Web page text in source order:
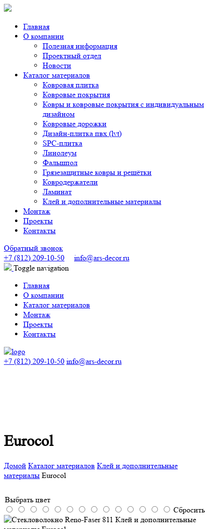
Главная
О компании
Полезная информация
Проектный отдел
Новости
Каталог материалов
Ковровая плитка
Ковровые покрытия
Ковры и ковровые покрытия с индивидуальным
дизайном
Ковровые дорожки
Дизайн-плитка пвх (lvt)
SPC-плитка
Линолеум
Фальшпол
Грязезащитные ковры и решётки
Ковродержатели
Ламинат
Клей и дополнительные материалы
Монтаж
Проекты
Контакты
Обратный звонок
+7 (812) 209-10-50
info@ars-decor.ru
Toggle navigation
Главная
О компании
Каталог материалов
Монтаж
Проекты
Контакты
+7 (812) 209-10-50 info@ars-decor.ru
Eurocol
Домой Каталог материалов Клей и дополнительные
материалы Eurocol
Выбрать цвет
Сбросить